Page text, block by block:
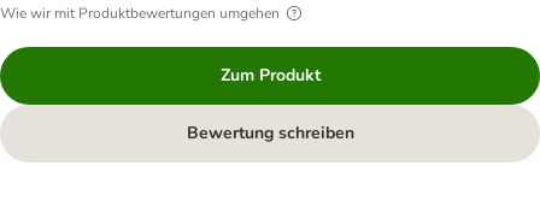
Wie wir mit Produktbewertungen umgehen
Zum Produkt
Bewertung schreiben